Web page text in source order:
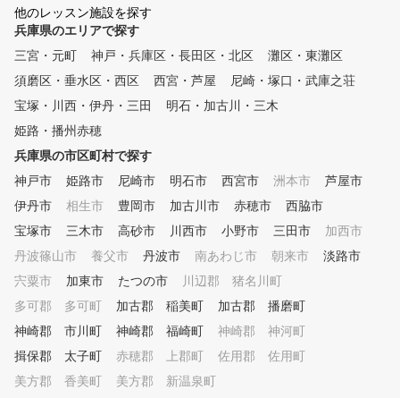
一度体験してください。
他のレッスン施設を探す
兵庫県のエリアで探す
三宮・元町
神戸・兵庫区・長田区・北区
灘区・東灘区
須磨区・垂水区・西区
西宮・芦屋
尼崎・塚口・武庫之荘
宝塚・川西・伊丹・三田
明石・加古川・三木
姫路・播州赤穂
兵庫県の市区町村で探す
神戸市
姫路市 尼崎市 明石市 西宮市 洲本市
芦屋市
伊丹市
相生市 豊岡市 加古川市 赤穂市
西脇市
宝塚市
三木市 高砂市 川西市 小野市 三田市
加西市
丹波篠山市
養父市 丹波市 南あわじ市 朝来市
淡路市
宍粟市
加東市 たつの市
川辺郡 猪名川町
多可郡 多可町
加古郡 稲美町
加古郡 播磨町
神崎郡 市川町
神崎郡 福崎町
神崎郡 神河町
揖保郡 太子町
赤穂郡 上郡町
佐用郡 佐用町
美方郡 香美町
美方郡 新温泉町